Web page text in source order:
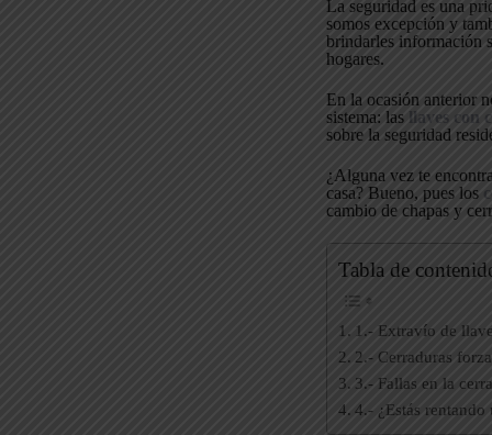
La seguridad es una
somos excepción y
brindarles información
hogares.
En la ocasión anterior
sistema: las
llaves con
sobre la seguridad
¿Alguna vez te
casa? Bueno, pues los
cambio de chapas y
Tabla de
1.- Extravío de
2.- Cerraduras
3.- Fallas en la
4.- ¿Estás rentando